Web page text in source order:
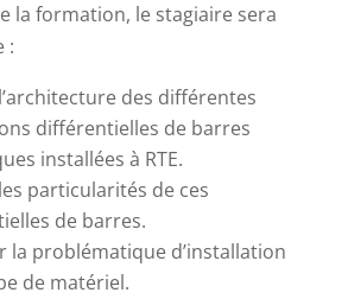
la formation, le stagiaire sera
:
des différentes
différentielles de barres
installées à RTE.
particularités de ces
de barres.
la problématique d’installation
de matériel.